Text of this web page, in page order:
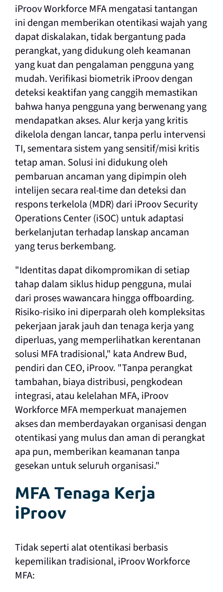
iProov Workforce MFA mengatasi tantangan
ini dengan memberikan otentikasi wajah yang
dapat diskalakan, tidak bergantung pada
perangkat, yang didukung oleh keamanan
yang kuat dan pengalaman pengguna yang
mudah. Verifikasi biometrik iProov dengan
deteksi keaktifan yang canggih memastikan
bahwa hanya pengguna yang berwenang yang
mendapatkan akses. Alur kerja yang kritis
dikelola dengan lancar, tanpa perlu intervensi
TI, sementara sistem yang sensitif/misi kritis
tetap aman. Solusi ini didukung oleh
pembaruan ancaman yang dipimpin oleh
intelijen secara real-time dan deteksi dan
respons terkelola (MDR) dari iProov Security
Operations Center (iSOC) untuk adaptasi
berkelanjutan terhadap lanskap ancaman
yang terus berkembang.
"Identitas dapat dikompromikan di setiap
tahap dalam siklus hidup pengguna, mulai
dari proses wawancara hingga offboarding.
Risiko-risiko ini diperparah oleh kompleksitas
pekerjaan jarak jauh dan tenaga kerja yang
diperluas, yang memperlihatkan kerentanan
solusi MFA tradisional," kata Andrew Bud,
pendiri dan CEO, iProov. "Tanpa perangkat
tambahan, biaya distribusi, pengkodean
integrasi, atau kelelahan MFA, iProov
Workforce MFA memperkuat manajemen
akses dan memberdayakan organisasi dengan
otentikasi yang mulus dan aman di perangkat
apa pun, memberikan keamanan tanpa
gesekan untuk seluruh organisasi."
MFA Tenaga Kerja
iProov
Tidak seperti alat otentikasi berbasis
kepemilikan tradisional, iProov Workforce
MFA: